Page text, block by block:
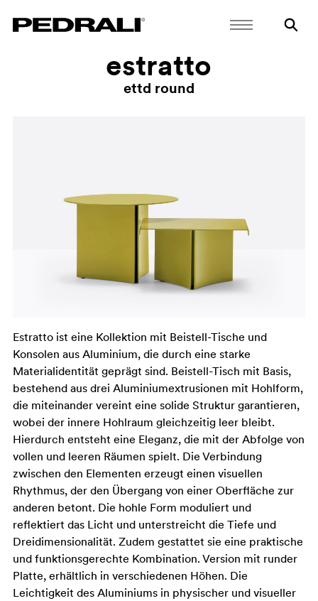
estratto
ettd round
Estratto ist eine Kollektion mit Beistell-Tische und
Konsolen aus Aluminium, die durch eine starke
Materialidentität geprägt sind. Beistell-Tisch mit Basis,
bestehend aus drei Aluminiumextrusionen mit Hohlform,
die miteinander vereint eine solide Struktur garantieren,
wobei der innere Hohlraum gleichzeitig leer bleibt.
Hierdurch entsteht eine Eleganz, die mit der Abfolge von
vollen und leeren Räumen spielt. Die Verbindung
zwischen den Elementen erzeugt einen visuellen
Rhythmus, der den Übergang von einer Oberfläche zur
anderen betont. Die hohle Form moduliert und
reflektiert das Licht und unterstreicht die Tiefe und
Dreidimensionalität. Zudem gestattet sie eine praktische
und funktionsgerechte Kombination. Version mit runder
Platte, erhältlich in verschiedenen Höhen. Die
Leichtigkeit des Aluminiums in physischer und visueller